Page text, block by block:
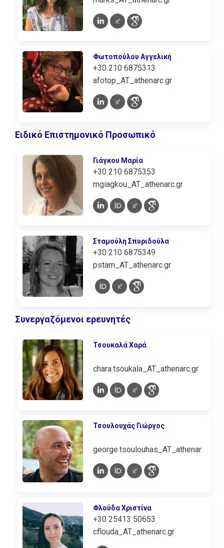
Φωτοπούλου Αγγελική
+30 210 6875313
afotop_AT_athenarc.gr
Ειδικό Επιστημονικό Προσωπικό
Γιάγκου Μαρία
+30 210 6875353
mgiagkou_AT_athenarc.gr
Σταμούλη Σπυριδούλα
+30 210 6875349
pstam_AT_athenarc.gr
Συνεργαζόμενοι ερευνητές
Τσουκαλά Χαρά
chara.tsoukala_AT_athenarc.gr
Τσουλουχάς Γιώργος
george.tsoulouhas_AT_athenarc.gr
Φλούδα Χριστίνα
+30 25413 50653
cflouda_AT_athenarc.gr